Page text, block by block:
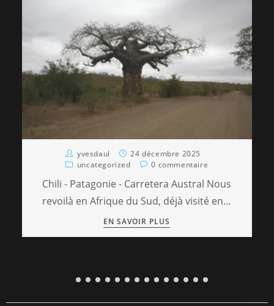
yvesdaul
24 décembre 2025
uncategorized
0 commentaire
Chili - Patagonie - Carretera Austral Nous
revoilà en Afrique du Sud, déjà visité en…
EN SAVOIR PLUS